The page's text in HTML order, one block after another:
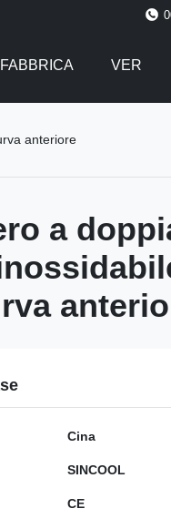
VER
anteriore
a
Cina
SINCOOL
CE